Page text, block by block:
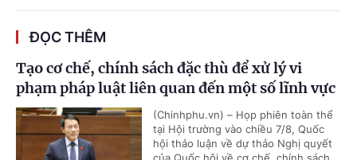
ĐỌC THÊM
Tạo cơ chế, chính sách đặc thù để xử lý vi
phạm pháp luật liên quan đến một số lĩnh vực
(Chinhphu.vn) – Họp phiên toàn thể
tại Hội trường vào chiều 7/8, Quốc
hội thảo luận về dự thảo Nghị quyết